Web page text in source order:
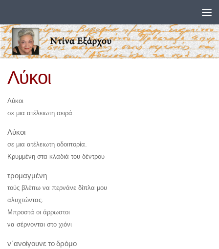
Λύκοι
Λύκοι
σε μια ατέλειωτη σειρά.
Λύκοι
σε μια ατέλειωτη οδοιπορία.
Κρυμμένη στα κλαδιά του δέντρου
τρομαγμένη
τούς βλέπω να περνάνε δίπλα μου
αλυχτώντας.
Μπροστά οι άρρωστοι
να σέρνονται στο χιόνι
ν΄ανοίγουνε το δρόμο